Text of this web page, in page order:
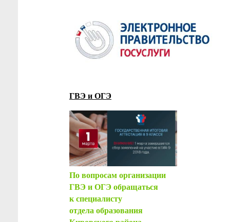
ГВЭ и ОГЭ
По вопросам организации
ГВЭ и ОГЭ обращаться
к специалисту
отдела образования